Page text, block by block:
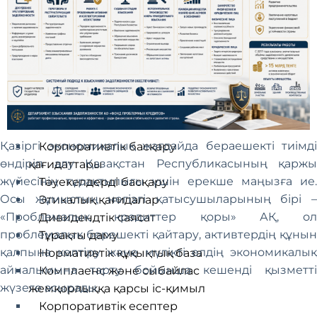
Қор басшылығы
Директорлар кеңесі
Директорлар кеңесінің
Басқарма
Корпоративтік басқару
Корпоративтік басқару
қағидаттары
Тәуекелдерді басқару
Этикалық қағидалар
Дивидендтік саясат
Тұрақты даму
Нормативтік құқықтық база
Комплаенс және сыбайлас
жемқорлыққа қарсы іс-қимыл
Корпоративтік есептер
Қазіргі экономикалық жағдайда берaешекті тиімді
өндіріп алу Қазақстан Республикасының қаржы
жүйесінің тұрақтылығы үшін ерекше маңызға ие.
Осы жұмыстың негізгі қатысушыларының бірі –
«Проблемалық кредиттер қоры» АҚ, ол
проблемалық берешекті қайтару, активтердің құнын
қалпына келтіру және мүлікті елдің экономикалық
айналымына тарту бойынша кешенді қызметті
жүзеге асырады.